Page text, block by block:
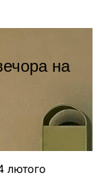
на
лютого